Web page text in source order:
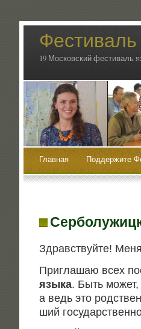
19 Московский фестиваль
Главная Поддержите
Здрав­ствуй­те!
При­гла­шаю всех
язы­ка. Быть
а ведь это
ший